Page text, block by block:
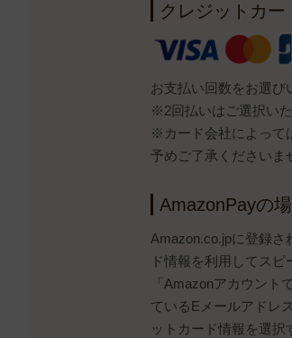
クレジットカー
お支払い回数をお選び
※2回払いはご選択いた
※カード会社によって
予めご了承くださいま
AmazonPayの
Amazon.co.jpに登録
ド情報を利用してス
「Amazonアカウント
ているEメールアドレ
ットカード情報を選択